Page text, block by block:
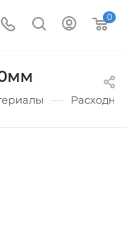
0
—